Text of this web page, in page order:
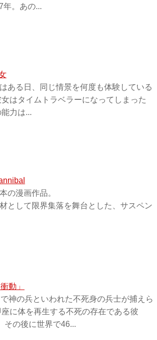
年。あの...
ある日、同じ情景を何度も体験している
はタイムトラベラーになってしまった
力は...
の漫画作品。
として限界集落を舞台とした、サスペン
動」
神の兵といわれた不死身の兵士が捕えら
に体を再生する不死の存在である彼
その後に世界で46...